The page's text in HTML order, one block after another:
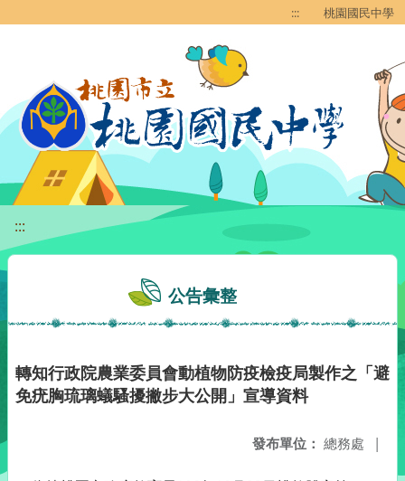
::: 桃園國民中學
:::
公告彙整
轉知行政院農業委員會動植物防疫檢疫局製作之「避
免疣胸琉璃蟻騷擾撇步大公開」宣導資料
發布單位： 總務處 |